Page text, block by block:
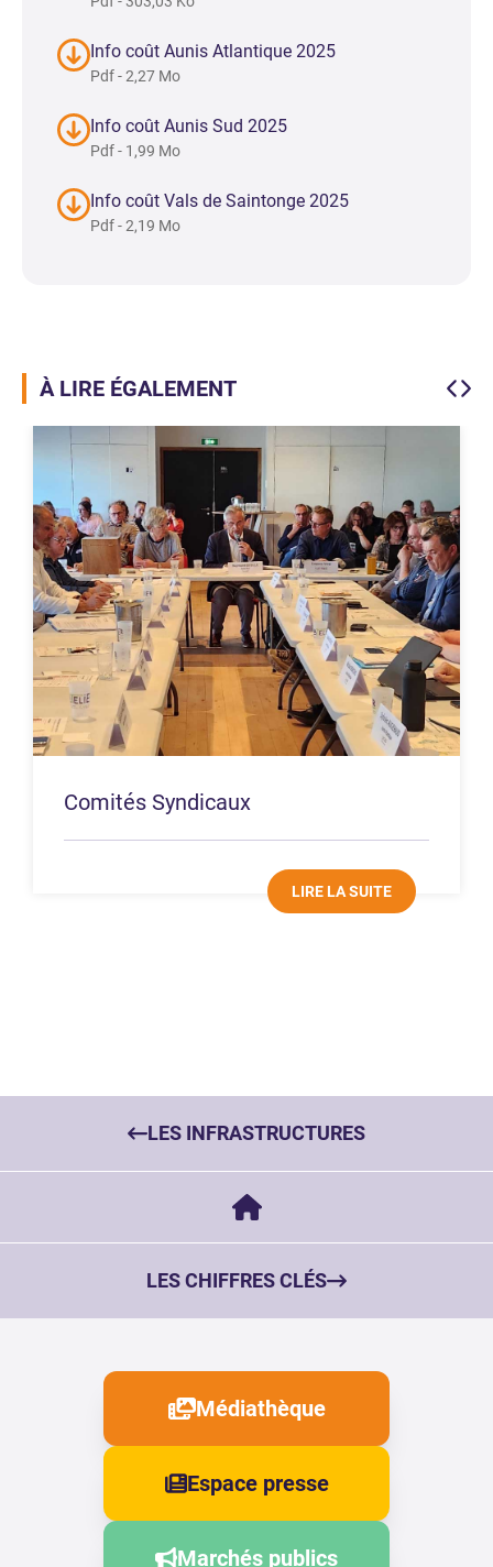
Info coût Aunis Atlantique 2025
Pdf - 2,27 Mo
Info coût Aunis Sud 2025
Pdf - 1,99 Mo
Info coût Vals de Saintonge 2025
Pdf - 2,19 Mo
À LIRE ÉGALEMENT
Comités Syndicaux
LIRE LA SUITE
LES INFRASTRUCTURES
LES CHIFFRES CLÉS
Médiathèque
Espace presse
Marchés publics